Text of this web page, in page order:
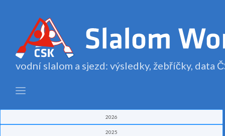
vodní slalom a sjezd: výsledky, žebříčky, data
2026
2025